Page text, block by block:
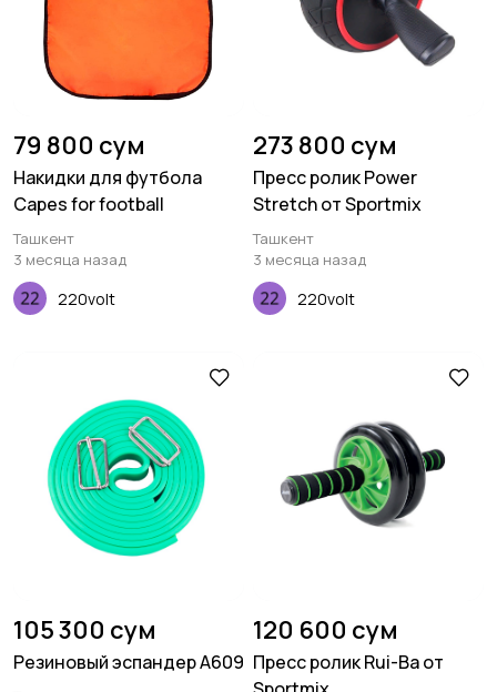
79 800 сум
Накидки для футбола
Capes for football
Ташкент
3 месяца назад
220volt
273 800 сум
Пресс ролик Power
Stretch от Sportmix
Ташкент
3 месяца назад
220volt
105 300 сум
Резиновый эспандер A609
120 600 сум
Пресс ролик Rui-Ba от